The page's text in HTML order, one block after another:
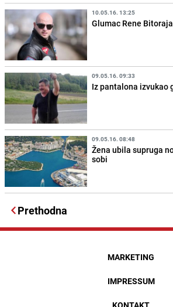
10.05.16. 13:25
Glumac Rene
09.05.16. 09:33
Iz pantalona izvukao
09.05.16. 08:48
Žena ubila supruga
sobi
Prethodna
MARKETING
IMPRESSUM